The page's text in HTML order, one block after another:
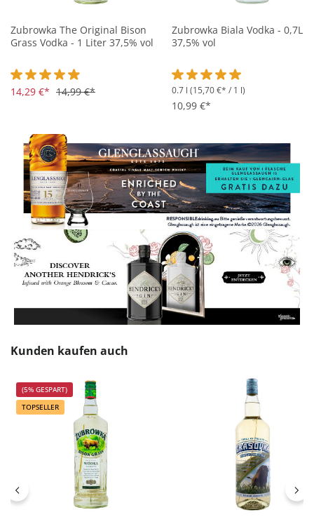
Zubrowka The Original Bison
Grass Vodka - 1 Liter 37,5% vol
Durchschnittliche Bewertung von 4.9 von 5 Sternen
14,29 €* 14,99 €*
Zubrowka Biala Vodka - 0,7L
37,5% vol
Durchschnittliche
0.7 l (15,70 €* / 1 l)
10,99 €*
Produktgalerie überspringen
Kunden kaufen auch
(5% GESPART)
TOPSELLER